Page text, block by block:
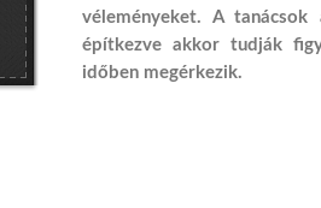
véleményeket. A
építkezve akkor tudják
időben megérkezik.